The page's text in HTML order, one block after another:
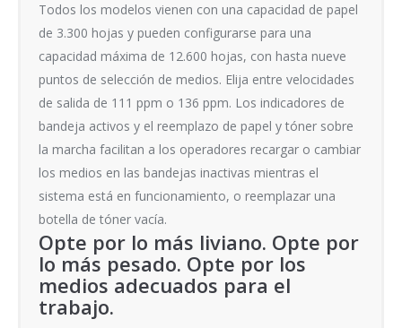
Todos los modelos vienen con una capacidad de papel
de 3.300 hojas y pueden configurarse para una
capacidad máxima de 12.600 hojas, con hasta nueve
puntos de selección de medios. Elija entre velocidades
de salida de 111 ppm o 136 ppm. Los indicadores de
bandeja activos y el reemplazo de papel y tóner sobre
la marcha facilitan a los operadores recargar o cambiar
los medios en las bandejas inactivas mientras el
sistema está en funcionamiento, o reemplazar una
botella de tóner vacía.
Opte por lo más liviano. Opte por
lo más pesado. Opte por los
medios adecuados para el
trabajo.